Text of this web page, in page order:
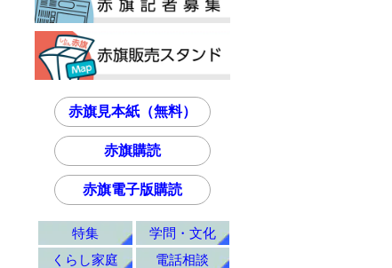
赤旗見本紙（無料）
赤旗購読
赤旗電子版購読
特集
学問・文化
くらし家庭
電話相談